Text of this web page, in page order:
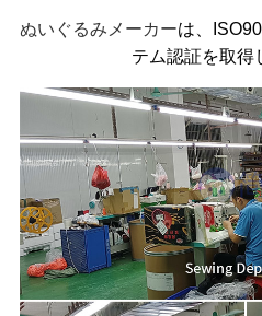
ぬいぐるみメーカーは、
テム認証を取得